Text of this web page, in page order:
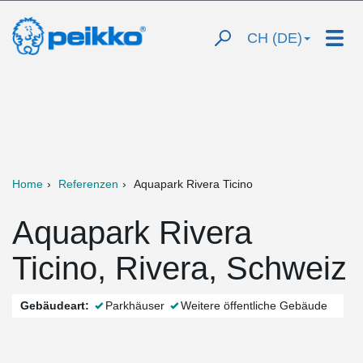
CH (DE)
Home Referenzen Aquapark Rivera Ticino
Aquapark Rivera
Ticino, Rivera, Schweiz
Gebäudeart: Parkhäuser Weitere öffentliche Gebäude